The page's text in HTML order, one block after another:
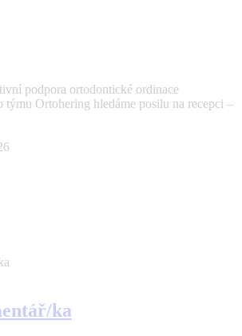
podpora ortodontické ordinace
týmu Ortohering hledáme posilu na recepci –
ka